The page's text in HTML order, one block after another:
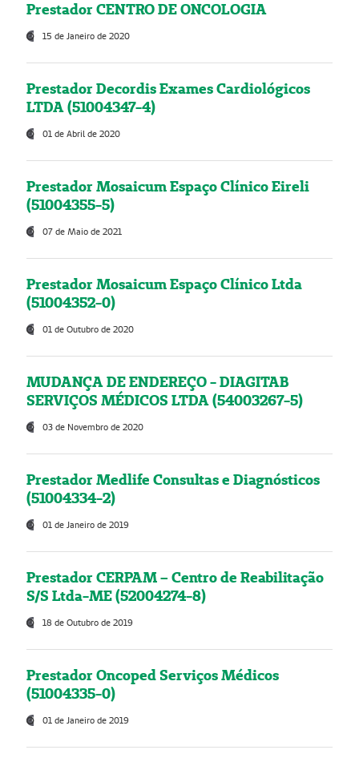
Prestador CENTRO DE ONCOLOGIA
15 de Janeiro de 2020
Prestador Decordis Exames Cardiológicos
LTDA (51004347-4)
01 de Abril de 2020
Prestador Mosaicum Espaço Clínico Eireli
(51004355-5)
07 de Maio de 2021
Prestador Mosaicum Espaço Clínico Ltda
(51004352-0)
01 de Outubro de 2020
MUDANÇA DE ENDEREÇO - DIAGITAB
SERVIÇOS MÉDICOS LTDA (54003267-5)
03 de Novembro de 2020
Prestador Medlife Consultas e Diagnósticos
(51004334-2)
01 de Janeiro de 2019
Prestador CERPAM – Centro de Reabilitação
S/S Ltda-ME (52004274-8)
18 de Outubro de 2019
Prestador Oncoped Serviços Médicos
(51004335-0)
01 de Janeiro de 2019